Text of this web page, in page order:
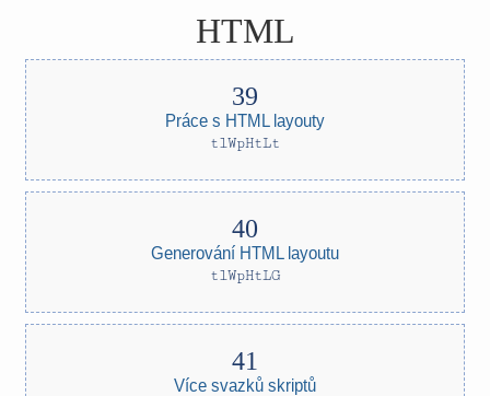
HTML
Práce s HTML layouty
tlWpHtLt
Generování HTML layoutu
tlWpHtLG
Více svazků skriptů